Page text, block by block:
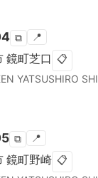
⧉ 📍
鏡町芝口 📋
YATSUSHIRO SHI
⧉ 📍
鏡町野崎 📋